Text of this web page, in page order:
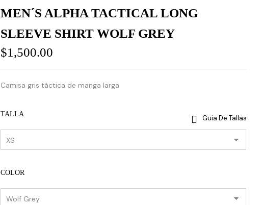
MEN´S ALPHA TACTICAL LONG
SLEEVE SHIRT WOLF GREY
$1,500.00
Camisa gris táctica de manga larga
Guia De Tallas
TALLA
COLOR